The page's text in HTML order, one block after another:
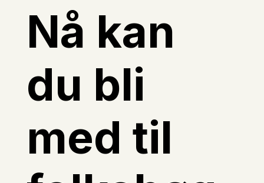
Nå kan
du bli
med til